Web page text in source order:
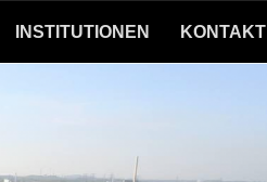
INSTITUTIONEN KONTAKT